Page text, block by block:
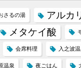
さるの湯 アルカ
メタケイ酸
会席料理 入之波
温泉 夜ごはん